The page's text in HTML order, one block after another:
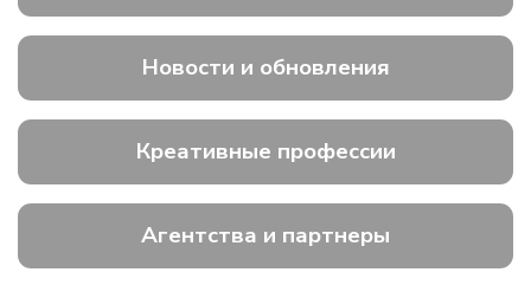
Новости и обновления
Креативные профессии
Агентства и партнеры